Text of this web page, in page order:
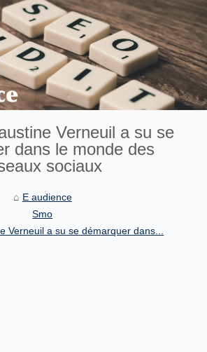
Verneuil a su se
dans le monde des
sociaux
E audience
Smo
Verneuil a su se démarquer dans...